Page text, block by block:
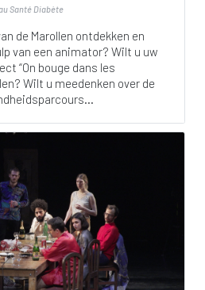
Santé Diabète
de Marollen ontdekken en
van een animator? Wilt u uw
“On bouge dans les
Wilt u meedenken over de